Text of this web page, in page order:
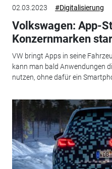
02.03.2023 #Digitalisierung
Volkswagen: App-
Konzernmarken
VW bringt Apps in seine
kann man bald Anwendungen
nutzen, ohne dafür ein